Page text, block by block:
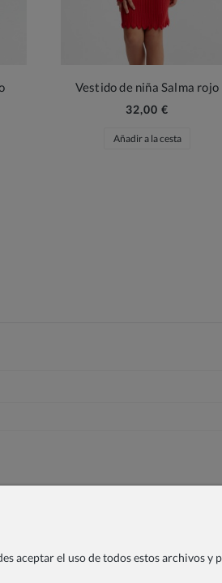
Vestido de niña Salma rojo
32,00 €
Añadir a la cesta
aceptar el uso de todos estos archivos y